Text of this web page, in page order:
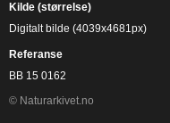
Kilde (størrelse)
Digitalt bilde (4039x4681px)
Referanse
BB 15 0162
© Naturarkivet.no